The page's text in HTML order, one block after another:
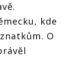
kde
O